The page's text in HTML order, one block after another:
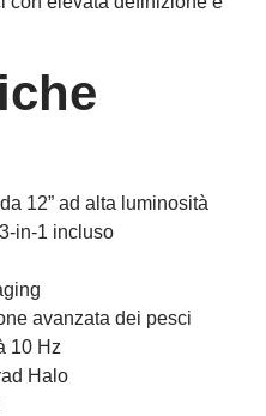
12” ad alta luminosità
in-1 incluso
avanzata dei pesci
10 Hz
Halo